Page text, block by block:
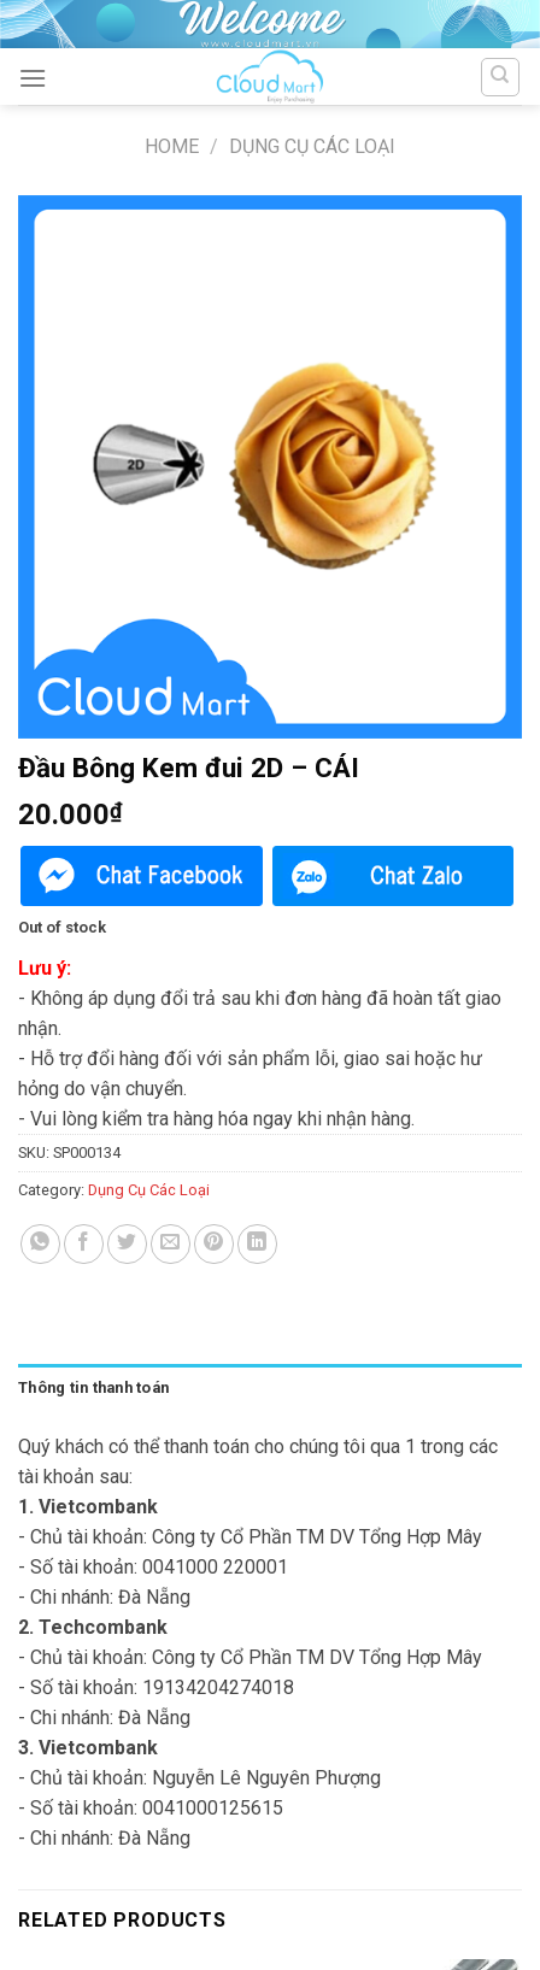
Skip
to
content
HOME / DỤNG CỤ CÁC LOẠI
Đầu Bông Kem đui 2D – CÁI
20.000₫
Out of stock
Lưu ý:
- Không áp dụng đổi trả sau khi đơn hàng đã hoàn tất giao
nhận.
- Hỗ trợ đổi hàng đối với sản phẩm lỗi, giao sai hoặc hư
hỏng do vận chuyển.
- Vui lòng kiểm tra hàng hóa ngay khi nhận hàng.
SKU: SP000134
Category: Dụng Cụ Các Loại
Thông tin thanh toán
Quý khách có thể thanh toán cho chúng tôi qua 1 trong các
tài khoản sau:
1. Vietcombank
- Chủ tài khoản: Công ty Cổ Phần TM DV Tổng Hợp Mây
- Số tài khoản: 0041000 220001
- Chi nhánh: Đà Nẵng
2. Techcombank
- Chủ tài khoản: Công ty Cổ Phần TM DV Tổng Hợp Mây
- Số tài khoản: 19134204274018
- Chi nhánh: Đà Nẵng
3. Vietcombank
- Chủ tài khoản: Nguyễn Lê Nguyên Phượng
- Số tài khoản: 0041000125615
- Chi nhánh: Đà Nẵng
RELATED PRODUCTS